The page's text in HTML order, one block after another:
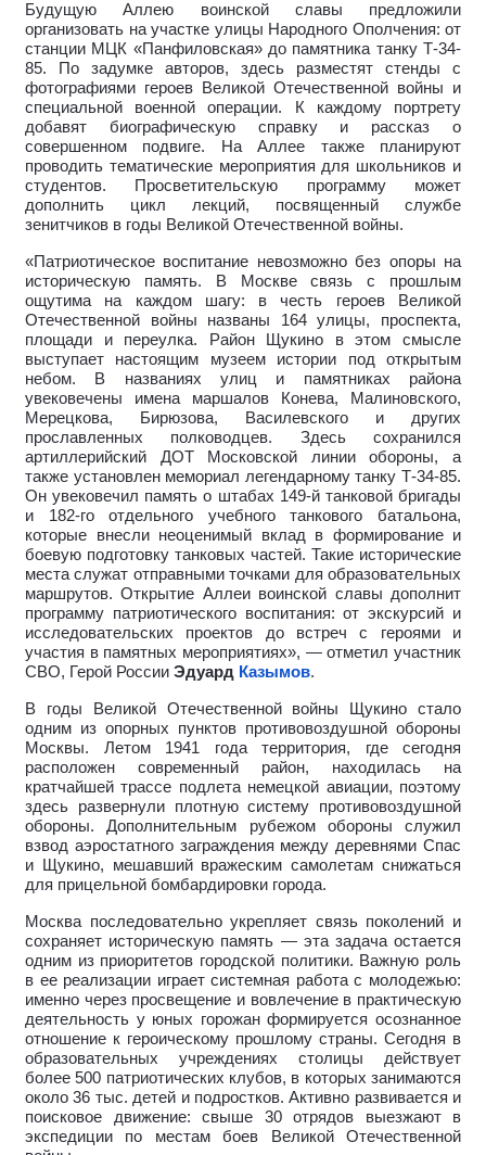
Будущую Аллею воинской славы предложили
организовать на участке улицы Народного Ополчения: от
станции МЦК «Панфиловская» до памятника танку Т-34-
85. По задумке авторов, здесь разместят стенды с
фотографиями героев Великой Отечественной войны и
специальной военной операции. К каждому портрету
добавят биографическую справку и рассказ о
совершенном подвиге. На Аллее также планируют
проводить тематические мероприятия для школьников и
студентов. Просветительскую программу может
дополнить цикл лекций, посвященный службе
зенитчиков в годы Великой Отечественной войны.
«Патриотическое воспитание невозможно без опоры на
историческую память. В Москве связь с прошлым
ощутима на каждом шагу: в честь героев Великой
Отечественной войны названы 164 улицы, проспекта,
площади и переулка. Район Щукино в этом смысле
выступает настоящим музеем истории под открытым
небом. В названиях улиц и памятниках района
увековечены имена маршалов Конева, Малиновского,
Мерецкова, Бирюзова, Василевского и других
прославленных полководцев. Здесь сохранился
артиллерийский ДОТ Московской линии обороны, а
также установлен мемориал легендарному танку Т-34-85.
Он увековечил память о штабах 149-й танковой бригады
и 182-го отдельного учебного танкового батальона,
которые внесли неоценимый вклад в формирование и
боевую подготовку танковых частей. Такие исторические
места служат отправными точками для образовательных
маршрутов. Открытие Аллеи воинской славы дополнит
программу патриотического воспитания: от экскурсий и
исследовательских проектов до встреч с героями и
участия в памятных мероприятиях», — отметил участник
СВО, Герой России Эдуард Казымов.
В годы Великой Отечественной войны Щукино стало
одним из опорных пунктов противовоздушной обороны
Москвы. Летом 1941 года территория, где сегодня
расположен современный район, находилась на
кратчайшей трассе подлета немецкой авиации, поэтому
здесь развернули плотную систему противовоздушной
обороны. Дополнительным рубежом обороны служил
взвод аэростатного заграждения между деревнями Спас
и Щукино, мешавший вражеским самолетам снижаться
для прицельной бомбардировки города.
Москва последовательно укрепляет связь поколений и
сохраняет историческую память — эта задача остается
одним из приоритетов городской политики. Важную роль
в ее реализации играет системная работа с молодежью:
именно через просвещение и вовлечение в практическую
деятельность у юных горожан формируется осознанное
отношение к героическому прошлому страны. Сегодня в
образовательных учреждениях столицы действует
более 500 патриотических клубов, в которых занимаются
около 36 тыс. детей и подростков. Активно развивается и
поисковое движение: свыше 30 отрядов выезжают в
экспедиции по местам боев Великой Отечественной